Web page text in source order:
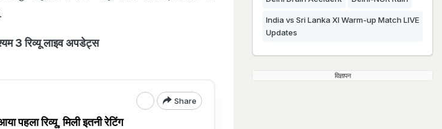
3 रिव्यू लाइव अपडेट्स
Share
रिव्यू, मिली इतनी रेटिंग
India vs Sri Lanka XI Warm-up Match LIVE
Updates
विज्ञापन